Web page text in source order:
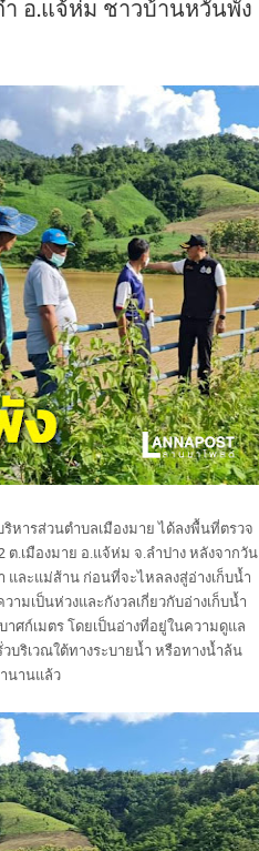
อ.แจ้ห่ม ชาวบ้านหวั่นพัง
ารส่วนตำบลเมืองมาย ได้ลงพื้นที่ตรวจ
.เมืองมาย อ.แจ้ห่ม จ.ลำปาง หลังจากวัน
ละแม่ส้าน ก่อนที่จะไหลลงสู่อ่างเก็บน้ำ
เป็นห่วงและกังวลเกี่ยวกับอ่างเก็บน้ำ
ศก์เมตร โดยเป็นอ่างที่อยู่ในความดูแล
บริเวณใต้ทางระบายน้ำ หรือทางน้ำล้น
นานแล้ว